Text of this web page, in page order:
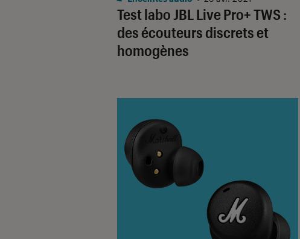
Test labo JBL Live Pro+ TWS :
des écouteurs discrets et
homogènes